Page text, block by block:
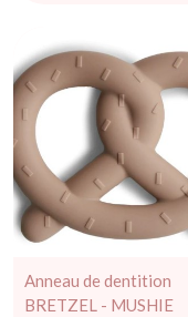
Anneau de dentition
BRETZEL - MUSHIE